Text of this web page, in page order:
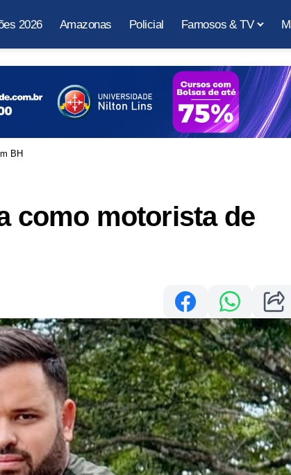
2026 Amazonas Policial Famosos & TV
BH
como motorista de